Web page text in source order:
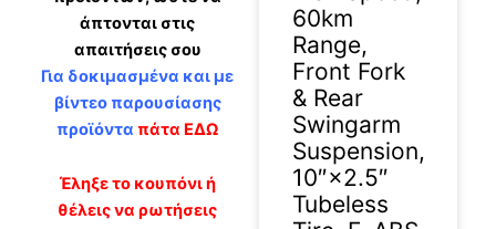
άπτονται στις
απαιτήσεις σου
Για δοκιμασμένα και με
βίντεο παρουσίασης
προϊόντα πάτα ΕΔΩ
Έληξε το κουπόνι ή
θέλεις να ρωτήσεις
60km
Range,
Front Fork
& Rear
Swingarm
Suspension,
10″×2.5″
Tubeless